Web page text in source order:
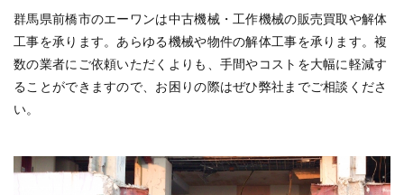
群馬県前橋市のエーワンは中古機械・工作機械の販売買取や解体
工事を承ります。あらゆる機械や物件の解体工事を承ります。複
数の業者にご依頼いただくよりも、手間やコストを大幅に軽減す
ることができますので、お困りの際はぜひ弊社までご相談くださ
い。